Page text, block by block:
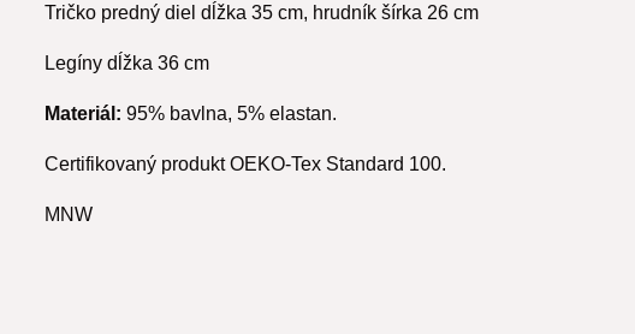
Tričko predný diel dĺžka 35 cm, hrudník šírka 26 cm
Legíny dĺžka 36 cm
Materiál: 95% bavlna, 5% elastan.
Certifikovaný produkt OEKO-Tex Standard 100.
MNW